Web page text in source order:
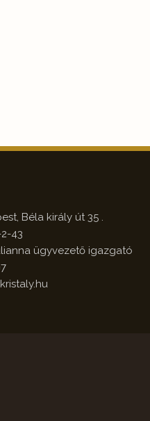
Béla király út 35 .
43
ügyvezető igazgató